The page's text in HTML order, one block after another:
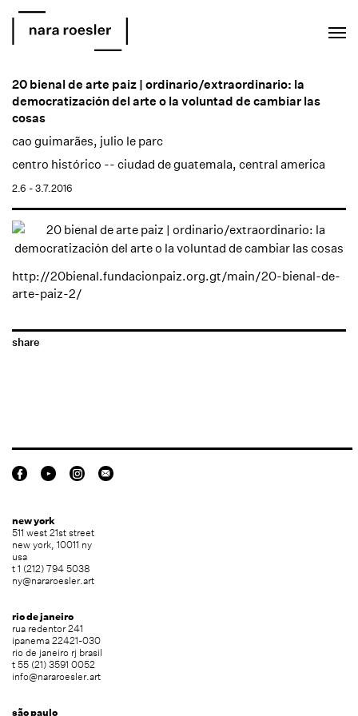
20 bienal de arte paiz | ordinario/extraordinario: la
democratización del arte o la voluntad de cambiar las
cosas
cao guimarães, julio le parc
centro histórico -- ciudad de guatemala, central america
2.6 - 3.7.2016
http://20bienal.fundacionpaiz.org.gt/main/20-bienal-de-
arte-paiz-2/
share
new york
511 west 21st street
new york, 10011 ny
usa
t 1 (212) 794 5038
ny@nararoesler.art
rio de janeiro
rua redentor 241
ipanema 22421-030
rio de janeiro rj brasil
t 55 (21) 3591 0052
info@nararoesler.art
são paulo